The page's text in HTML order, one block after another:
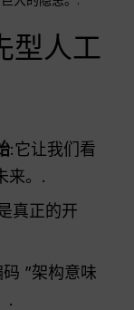
型人工
:它让我们看
来。.
真正的开
码 ”架构意味
.